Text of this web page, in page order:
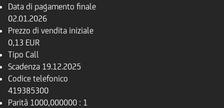
Data di pagamento finale
02.01.2026
Prezzo di vendita iniziale
0,13 EUR
Tipo Call
Scadenza 19.12.2025
Codice telefonico
419385300
Parità 1000,000000 : 1